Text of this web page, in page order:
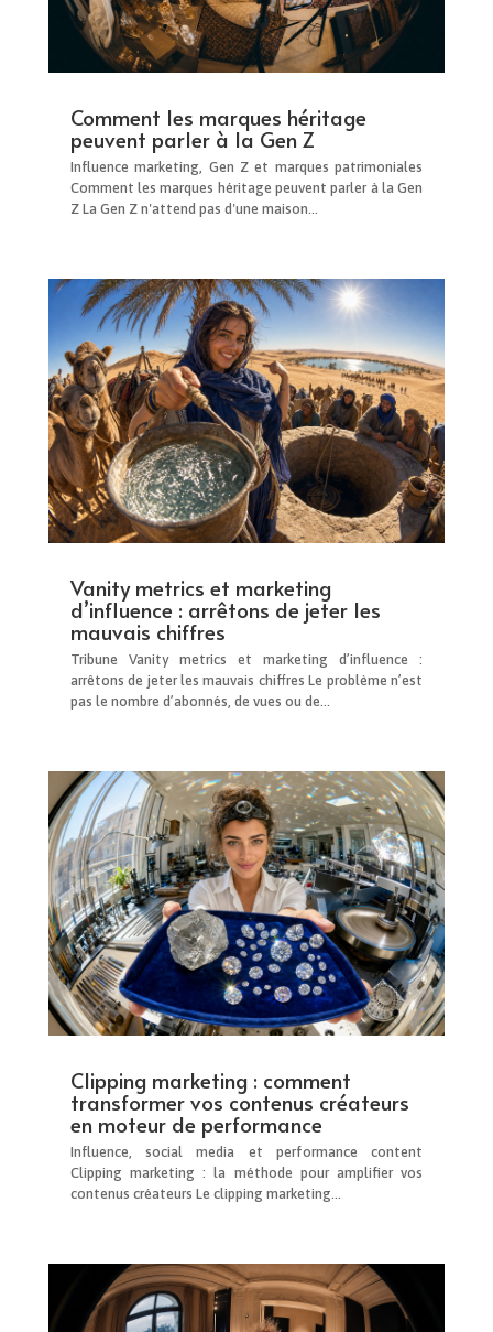
Comment les marques héritage
peuvent parler à la Gen Z
Influence marketing, Gen Z et marques patrimoniales
Comment les marques héritage peuvent parler à la Gen
Z La Gen Z n'attend pas d'une maison...
Vanity metrics et marketing
d’influence : arrêtons de jeter les
mauvais chiffres
Tribune Vanity metrics et marketing d’influence :
arrêtons de jeter les mauvais chiffres Le problème n’est
pas le nombre d’abonnés, de vues ou de...
Clipping marketing : comment
transformer vos contenus créateurs
en moteur de performance
Influence, social media et performance content
Clipping marketing : la méthode pour amplifier vos
contenus créateurs Le clipping marketing...